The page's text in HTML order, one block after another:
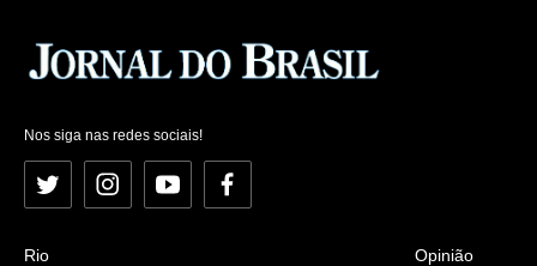
Nos siga nas redes sociais!
Twitter InstagramYouTubeFacebook
Rio
Opinião